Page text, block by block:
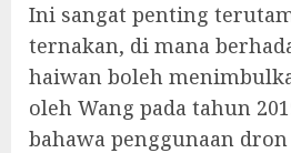
Ini sangat penting
ternakan, di mana
haiwan boleh
oleh Wang pada tahun
bahawa penggunaan